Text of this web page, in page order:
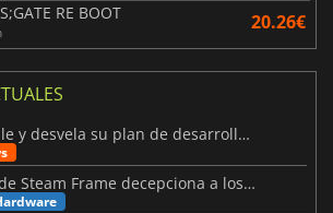
RE BOOT 20.26€
MARVEL Tōkon sale y desvela su plan de desarrollo para el primer año
El precio filtrado de Steam Frame decepciona a los usuarios